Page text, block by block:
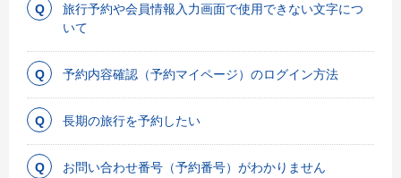
旅行予約や会員情報入力画面で使用できない文字につ
いて
予約内容確認（予約マイページ）のログイン方法
長期の旅行を予約したい
お問い合わせ番号（予約番号）がわかりません